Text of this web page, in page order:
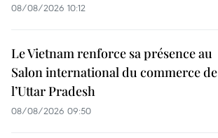
08/08/2026 10:12
Le Vietnam renforce sa présence au
Salon international du commerce de
l’Uttar Pradesh
08/08/2026 09:50